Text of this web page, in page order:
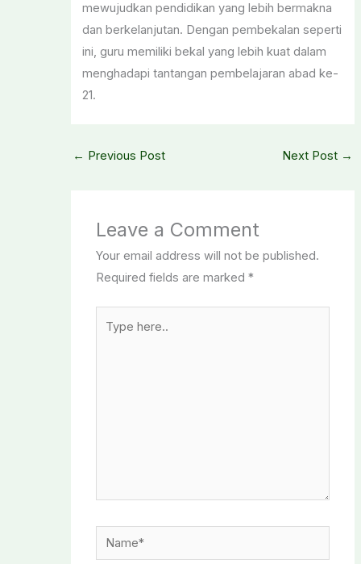
mewujudkan pendidikan yang lebih bermakna
dan berkelanjutan. Dengan pembekalan seperti
ini, guru memiliki bekal yang lebih kuat dalam
menghadapi tantangan pembelajaran abad ke-
21.
← Previous Post Next Post →
Leave a Comment
Your email address will not be published.
Required fields are marked*
here..
Name*